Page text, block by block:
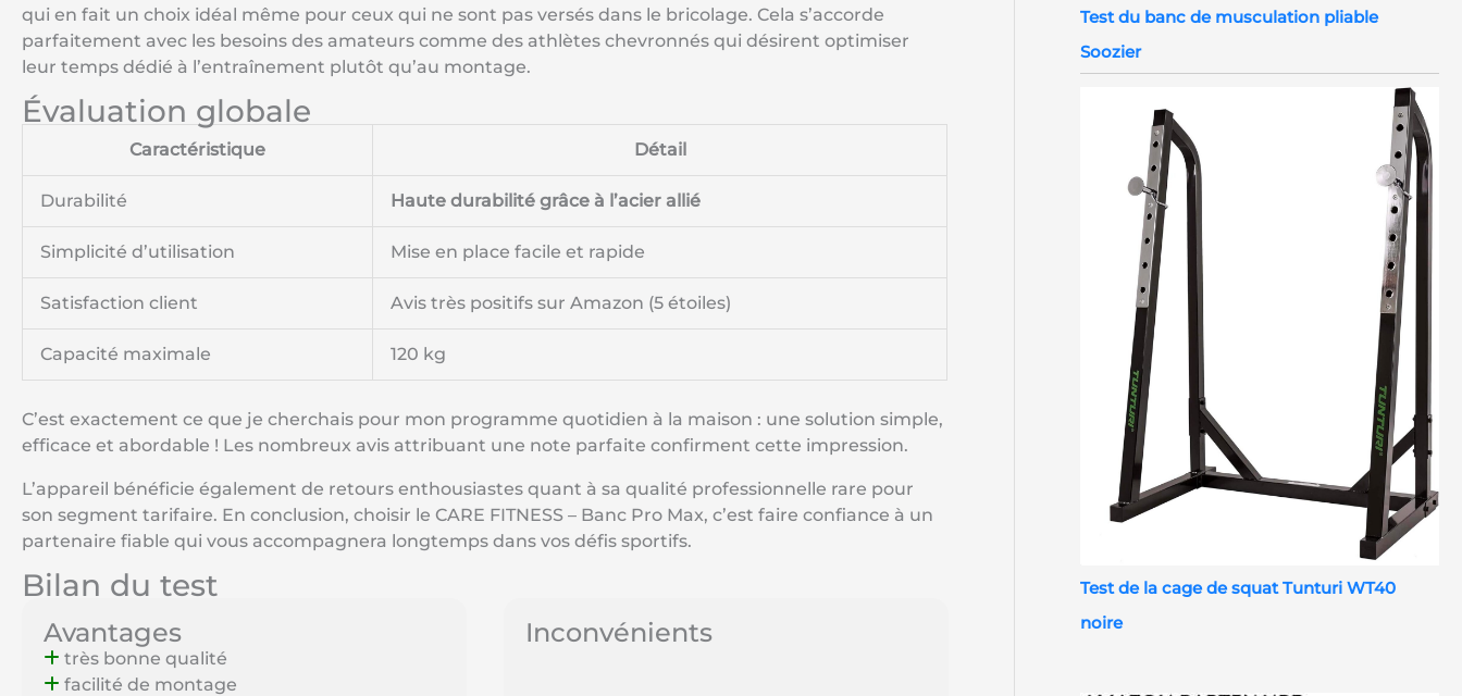
qui en fait un choix idéal même pour ceux qui ne sont pas versés dans le bricolage. Cela s’accorde
parfaitement avec les besoins des amateurs comme des athlètes chevronnés qui désirent optimiser
leur temps dédié à l’entraînement plutôt qu’au montage.
Évaluation globale
Caractéristique Détail
Durabilité Haute durabilité grâce à l’acier allié
Simplicité d’utilisation Mise en place facile et rapide
Satisfaction client Avis très positifs sur Amazon (5 étoiles)
Capacité maximale 120 kg
C’est exactement ce que je cherchais pour mon programme quotidien à la maison : une solution simple,
efficace et abordable ! Les nombreux avis attribuant une note parfaite confirment cette impression.
L’appareil bénéficie également de retours enthousiastes quant à sa qualité professionnelle rare pour
son segment tarifaire. En conclusion, choisir le CARE FITNESS – Banc Pro Max, c’est faire confiance à un
partenaire fiable qui vous accompagnera longtemps dans vos défis sportifs.
Bilan du test
Avantages
très bonne qualité
facilité de montage
Inconvénients
Test du banc de musculation pliable
Soozier
Test de la cage de squat Tunturi WT40
noire